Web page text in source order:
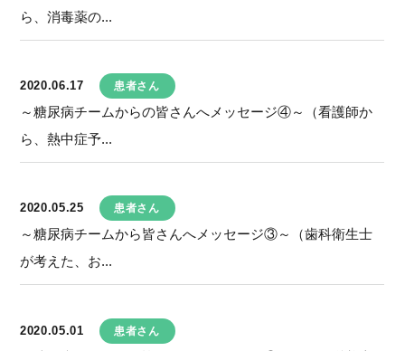
ら、消毒薬の...
2020.06.17 患者さん
～糖尿病チームからの皆さんへメッセージ④～（看護師か
ら、熱中症予...
2020.05.25 患者さん
～糖尿病チームから皆さんへメッセージ③～（歯科衛生士
が考えた、お...
2020.05.01 患者さん